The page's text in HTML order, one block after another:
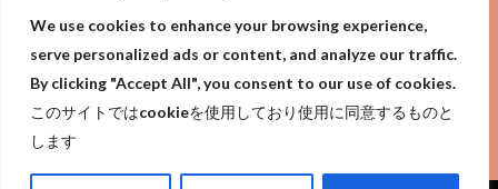
We use cookies to enhance your browsing experience,
serve personalized ads or content, and analyze our traffic.
By clicking "Accept All", you consent to our use of cookies.
このサイトではcookieを使用しており使用に同意するものと
します
privacy policy Purpose of site サイトの目的
プライバシーポリシー